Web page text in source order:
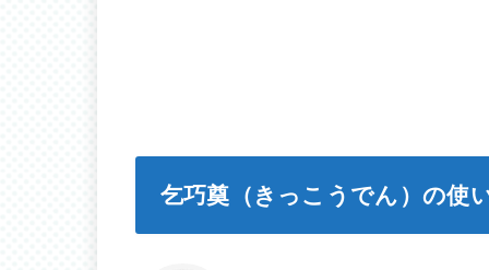
乞巧奠（きっこうでん）の使